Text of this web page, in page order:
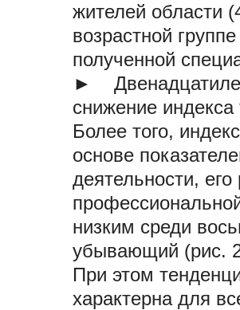
жителей области
возрастной
полученной
►
снижение индекса
Более того,
основе
деятельности,
низким среди
убывающий (рис.
При этом
характерна для